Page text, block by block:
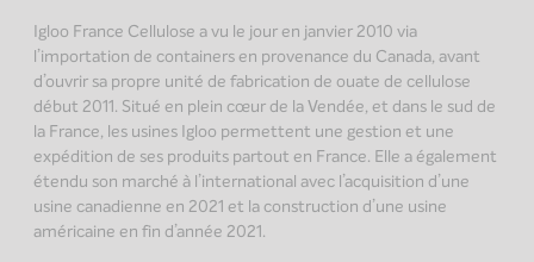
Igloo France Cellulose a vu le jour en janvier 2010 via
l’importation de containers en provenance du Canada, avant
d’ouvrir sa propre unité de fabrication de ouate de cellulose
début 2011. Situé en plein cœur de la Vendée, et dans le sud de
la France, les usines Igloo permettent une gestion et une
expédition de ses produits partout en France. Elle a également
étendu son marché à l’international avec l’acquisition d’une
usine canadienne en 2021 et la construction d’une usine
américaine en fin d’année 2021.